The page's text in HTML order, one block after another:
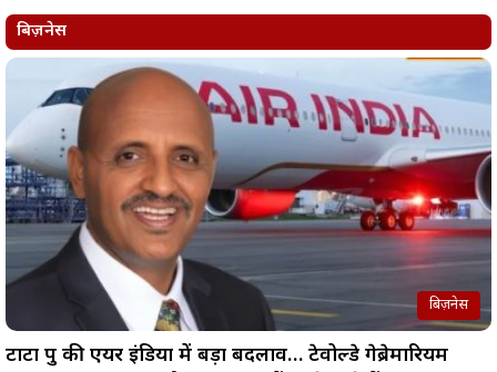
बिज़नेस
बिज़नेस
टाटा ग्रुप की एयर इंडिया में बड़ा बदलाव… टेवोल्डे गेब्रेमारियम